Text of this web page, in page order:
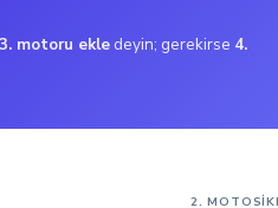
dengeli bir sürüş sunar.
için ideal. Bu tork değeri, şehir
km/h ile daha düşük bir
3. motoru ekledeyin; gerekirse 4.
2.